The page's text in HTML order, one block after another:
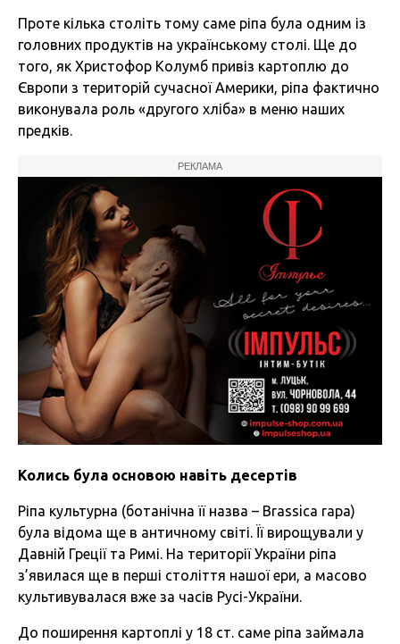
Проте кілька століть тому саме ріпа була одним із
головних продуктів на українському столі. Ще до
того, як Христофор Колумб привіз картоплю до
Європи з територій сучасної Америки, ріпа фактично
виконувала роль «другого хліба» в меню наших
предків.
РЕКЛАМА
Колись була основою навіть десертів
Ріпа культурна (ботанічна її назва – Brassica rapa)
була відома ще в античному світі. Її вирощували у
Давній Греції та Римі. На території України ріпа
з’явилася ще в перші століття нашої ери, а масово
культивувалася вже за часів Русі-України.
До поширення картоплі у 18 ст. саме ріпа займала